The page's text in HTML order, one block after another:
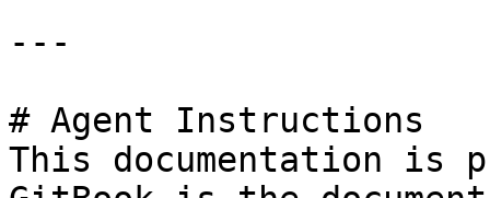
---
# Agent Instructions
This documentation is